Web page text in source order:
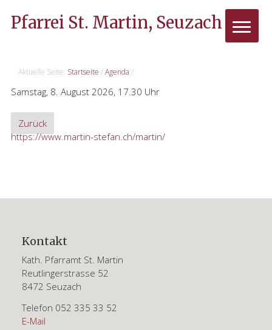
Pfarrei St. Martin, Seuzach
Aktuelle Seite: Startseite /Agenda /
Samstag, 8. August 2026, 17.30 Uhr
Zurück
https://www.martin-stefan.ch/martin/
Sidebar
Kontakt
Kath. Pfarramt St. Martin
Reutlingerstrasse 52
8472 Seuzach
Telefon 052 335 33 52
E-Mail